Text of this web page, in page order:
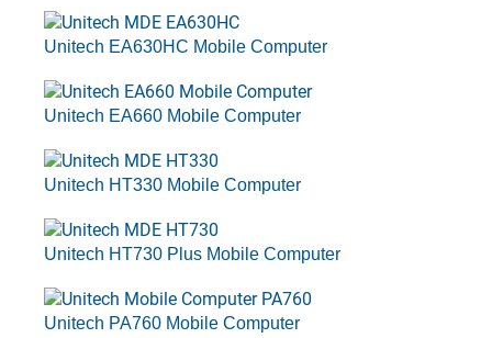
Unitech EA630HC Mobile Computer
Unitech EA660 Mobile Computer
Unitech HT330 Mobile Computer
Unitech HT730 Plus Mobile Computer
Unitech PA760 Mobile Computer